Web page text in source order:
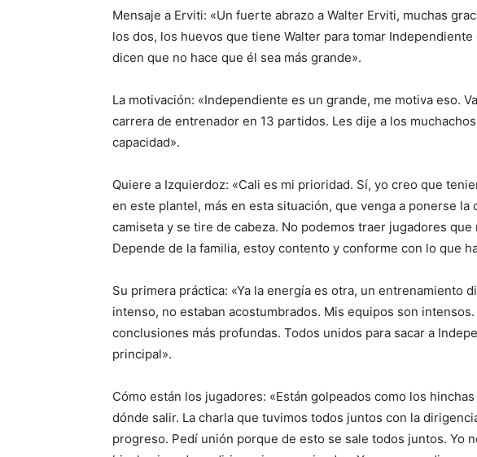
Mensaje a Erviti: «Un fuerte abrazo a Walter Erviti, muchas
los dos, los huevos que tiene Walter para tomar
dicen que no hace que él sea más grande».
La motivación: «Independiente es un grande, me motiva eso.
carrera de entrenador en 13 partidos. Les dije a los
capacidad».
Quiere a Izquierdoz: «Cali es mi prioridad. Sí, yo creo que
en este plantel, más en esta situación, que venga a ponerse la
camiseta y se tire de cabeza. No podemos traer jugadores
Depende de la familia, estoy contento y conforme con lo que
Su primera práctica: «Ya la energía es otra, un entrenamiento
intenso, no estaban acostumbrados. Mis equipos son
conclusiones más profundas. Todos unidos para sacar a
principal».
Cómo están los jugadores: «Están golpeados como los
dónde salir. La charla que tuvimos todos juntos con la
progreso. Pedí unión porque de esto se sale todos juntos. Yo